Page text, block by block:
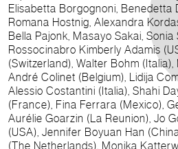
Elisabetta Borgognoni, Benedetta
Romana Hostnig, Alexandra
Bella Pajonk, Masayo Sakai, Sonia Salvetti
Rossocinabro Kimberly Adamis
(Switzerland), Walter Bohm (Italia), Mariana Branco (Brazil),
André Colinet (Belgium), Lidija
Alessio Costantini (Italia), Shahi
(France), Fina Ferrara (Mexico),
Aurélie Goarzin (La Reunion), Jo
(USA), Jennifer Boyuan Han
(The Netherlands), Monika